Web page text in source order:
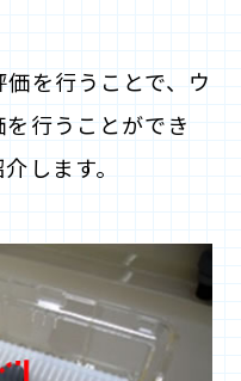
を行うことで、ウ
行うことができ
します。